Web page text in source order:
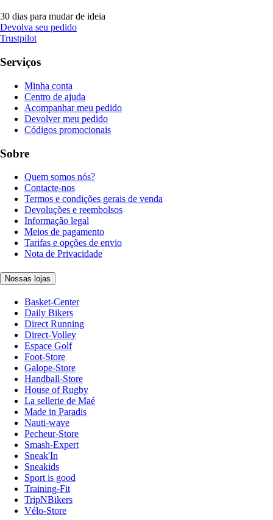
30 dias para mudar de ideia
Devolva seu pedido
Trustpilot
Serviços
Minha conta
Centro de ajuda
Acompanhar meu pedido
Devolver meu pedido
Códigos promocionais
Sobre
Quem somos nós?
Contacte-nos
Termos e condições gerais de venda
Devoluções e reembolsos
Informação legal
Meios de pagamento
Tarifas e opções de envio
Nota de Privacidade
Nossas lojas
Basket-Center
Daily Bikers
Direct Running
Direct-Volley
Espace Golf
Foot-Store
Galope-Store
Handball-Store
House of Rugby
La sellerie de Maé
Made in Paradis
Nauti-wave
Pecheur-Store
Smash-Expert
Sneak'In
Sneakids
Sport is good
Training-Fit
TripNBikers
Vélo-Store